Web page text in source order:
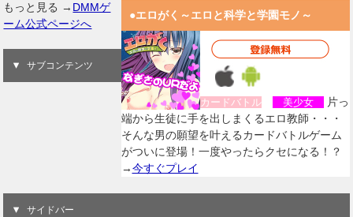
●エロがく～エロと科学と学園モノ～
カードバトル 美少女
片っ
端から生徒に手を出しまくるエロ教師・・・
そんな男の願望を叶えるカードバトルゲーム
がついに登場！一度やったらクセになる！？
→今すぐプレイ
もっと見る → DMMゲ
ーム公式ページへ
サブコンテンツ
サイドバー